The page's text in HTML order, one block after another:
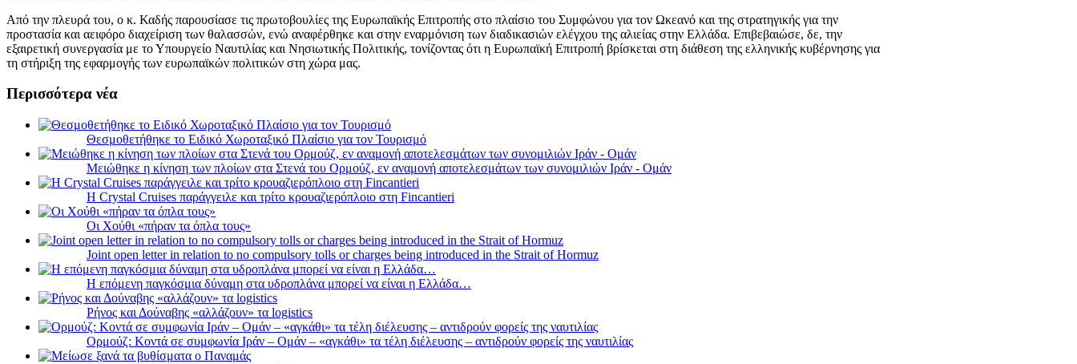
Από την πλευρά του, ο κ. Καδής παρουσίασε τις πρωτοβουλίες της Ευρωπαϊκής Επιτροπής στο πλαίσιο του Συμφώνου για τον Ωκεανό και της στρατηγικής για την
προστασία και αειφόρο διαχείριση των θαλασσών, ενώ αναφέρθηκε και στην εναρμόνιση των διαδικασιών ελέγχου της αλιείας στην Ελλάδα. Επιβεβαιώσε, δε, την
εξαιρετική συνεργασία με το Υπουργείο Ναυτιλίας και Νησιωτικής Πολιτικής, τονίζοντας ότι η Ευρωπαϊκή Επιτροπή βρίσκεται στη διάθεση της ελληνικής κυβέρνησης για
τη στήριξη της εφαρμογής των ευρωπαϊκών πολιτικών στη χώρα μας.
Περισσότερα νέα
Θεσμοθετήθηκε το Ειδικό Χωροταξικό Πλαίσιο για τον Τουρισμό
Μειώθηκε η κίνηση των πλοίων στα Στενά του Ορμούζ, εν αναμονή αποτελεσμάτων των συνομιλιών Ιράν - Ομάν
Η Crystal Cruises παράγγειλε και τρίτο κρουαζιερόπλοιο στη Fincantieri
Οι Χούθι «πήραν τα όπλα τους»
Joint open letter in relation to no compulsory tolls or charges being introduced in the Strait of Hormuz
Η επόμενη παγκόσμια δύναμη στα υδροπλάνα μπορεί να είναι η Ελλάδα…
Ρήνος και Δούναβης «αλλάζουν» τα logistics
Ορμούζ: Κοντά σε συμφωνία Ιράν – Ομάν – «αγκάθι» τα τέλη διέλευσης – αντιδρούν φορείς της ναυτιλίας